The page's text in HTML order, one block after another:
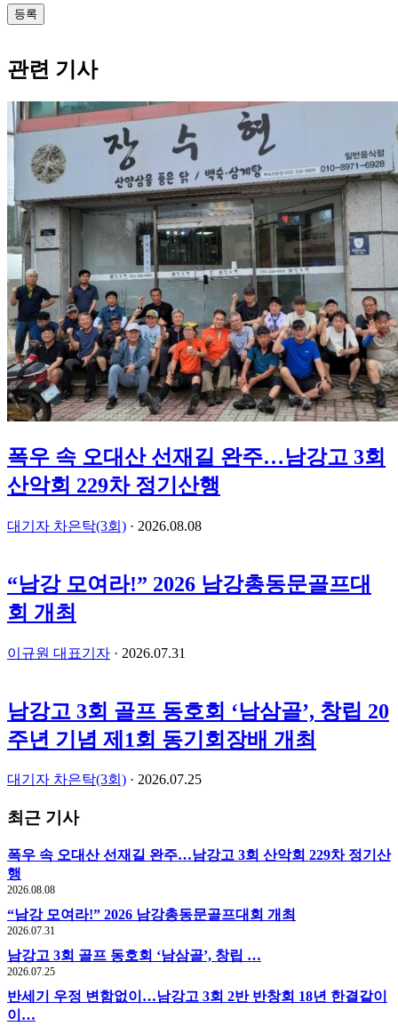
관련 기사
폭우 속 오대산 선재길 완주…남강고 3회
산악회 229차 정기산행
대기자 차은탁(3회) · 2026.08.08
“남강 모여라!” 2026 남강총동문골프대
회 개최
이규원 대표기자 · 2026.07.31
남강고 3회 골프 동호회 ‘남삼골’, 창립 20
주년 기념 제1회 동기회장배 개최
대기자 차은탁(3회) · 2026.07.25
최근 기사
폭우 속 오대산 선재길 완주…남강고 3회 산악회 229차 정기산
행
2026.08.08
“남강 모여라!” 2026 남강총동문골프대회 개최
2026.07.31
남강고 3회 골프 동호회 ‘남삼골’, 창립 …
2026.07.25
반세기 우정 변함없이…남강고 3회 2반 반창회 18년 한결같이
이…